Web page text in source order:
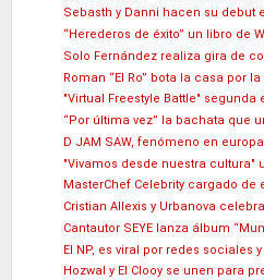
Sebasth y Danni hacen su debut
“Herederos de éxito” un libro de
Solo Fernández realiza gira de
Roman “El Ro” bota la casa por
"Virtual Freestyle Battle" segunda
“Por última vez” la bachata que
D JAM SAW, fenómeno en
"Vivamos desde nuestra cultura"
MasterChef Celebrity cargado de
Cristian Allexis y Urbanova
Cantautor SEYE lanza álbum
El NP, es viral por redes sociales
Hozwal y El Clooy se unen para